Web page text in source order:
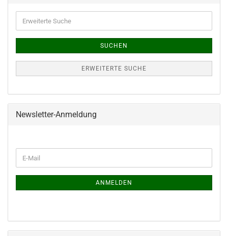
Suche
SUCHEN
ERWEITERTE SUCHE
Newsletter-Anmeldung
ZUR
E-
Mail
ANMELDEN